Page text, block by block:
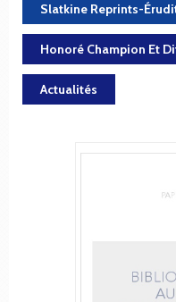
Slatkine Reprints-
Honoré Champion Et
Actualités